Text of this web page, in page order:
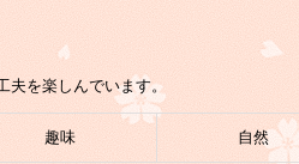
夫を楽しんでいます。
趣味 自然